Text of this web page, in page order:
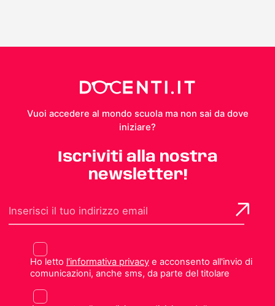
Vuoi accedere al mondo scuola ma non sai da dove
iniziare?
Iscriviti alla nostra
newsletter!
Ho letto l'informativa privacye acconsento all'invio di
comunicazioni, anche sms, da parte del titolare